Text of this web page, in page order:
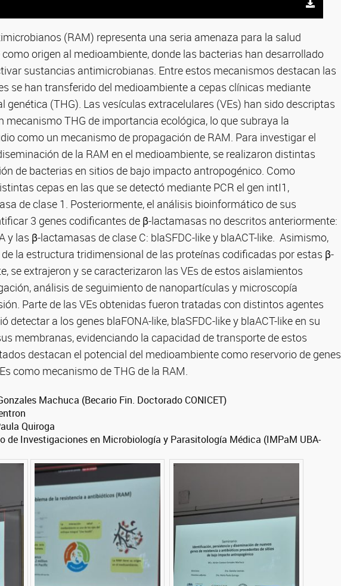
(RAM) representa una seria amenaza para la salud
origen al medioambiente, donde las bacterias han desarrollado
sustancias antimicrobianas. Entre estos mecanismos destacan las
se han transferido del medioambiente a cepas clínicas mediante
genética (THG). Las vesículas extracelulares (VEs) han sido descriptas
mecanismo THG de importancia ecológica, lo que subraya la
como un mecanismo de propagación de RAM. Para investigar el
de la RAM en el medioambiente, se realizaron distintas
de bacterias en sitios de bajo impacto antropogénico. Como
cepas en las que se detectó mediante PCR el gen intI1,
de clase 1. Posteriormente, el análisis bioinformático de sus
3 genes codificantes de β-lactamasas no descritos anteriormente:
y las β-lactamasas de clase C: blaSFDC-like y blaACT-like. Asimismo,
la estructura tridimensional de las proteínas codificadas por estas β-
se extrajeron y se caracterizaron las VEs de estos aislamientos
análisis de seguimiento de nanopartículas y microscopía
Parte de las VEs obtenidas fueron tratadas con distintos agentes
detectar a los genes blaFONA-like, blaSFDC-like y blaACT-like en su
membranas, evidenciando la capacidad de transporte de estos
destacan el potencial del medioambiente como reservorio de genes
como mecanismo de THG de la RAM.
Machuca (Becario Fin. Doctorado CONICET)
Quiroga
de Investigaciones en Microbiología y Parasitología Médica (IMPaM UBA-